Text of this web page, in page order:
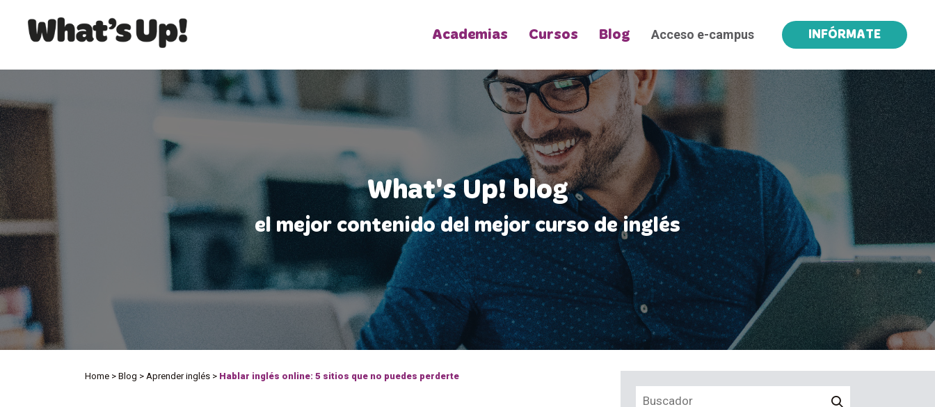
Academias Cursos Blog Acceso e-campus INFÓRMATE
What's Up! blog
el mejor contenido del mejor curso de inglés
Home > Blog > Aprender inglés > Hablar inglés online: 5 sitios que no puedes perderte